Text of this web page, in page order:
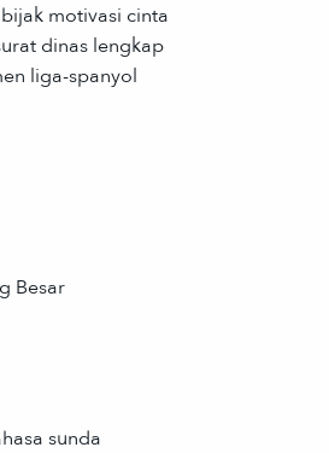
motivasi cinta
dinas lengkap
liga-spanyol
Besar
sunda